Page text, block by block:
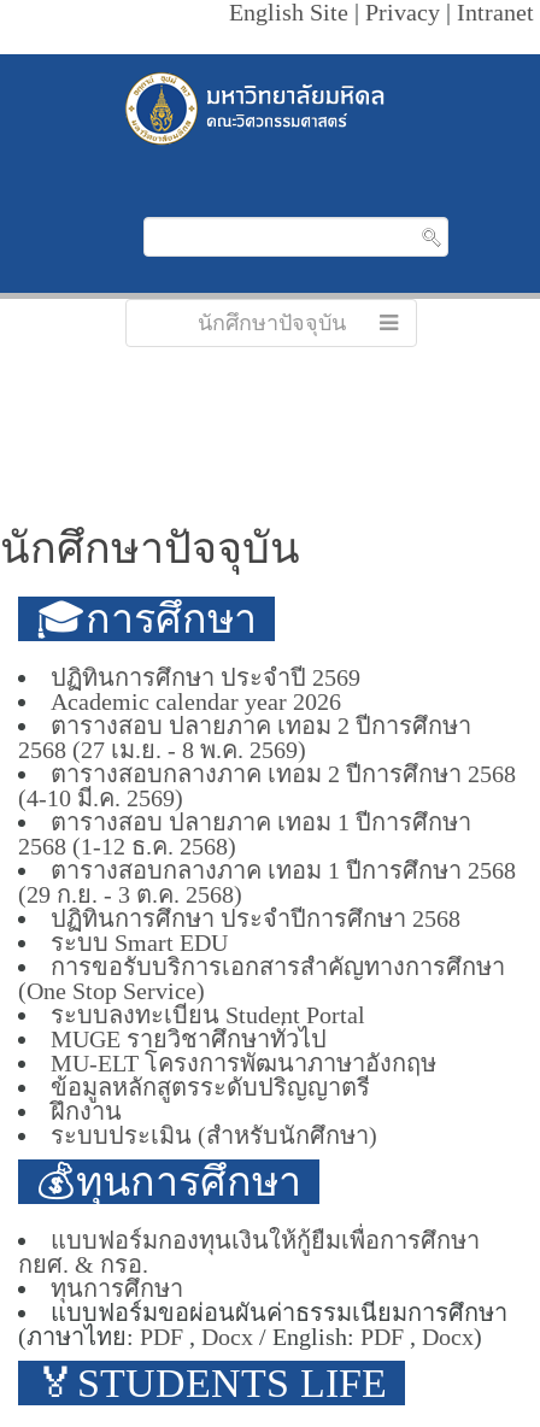
English Site | Privacy | Intranet
นักศึกษาปัจจุบัน
นักศึกษาปัจจุบัน
🎓การศึกษา
ปฏิทินการศึกษา ประจำปี 2569
Academic calendar year 2026
ตารางสอบ ปลายภาค เทอม 2 ปีการศึกษา
2568 (27 เม.ย. - 8 พ.ค. 2569)
ตารางสอบกลางภาค เทอม 2 ปีการศึกษา 2568
(4-10 มี.ค. 2569)
ตารางสอบ ปลายภาค เทอม 1 ปีการศึกษา
2568 (1-12 ธ.ค. 2568)
ตารางสอบกลางภาค เทอม 1 ปีการศึกษา 2568
(29 ก.ย. - 3 ต.ค. 2568)
ปฏิทินการศึกษา ประจำปีการศึกษา 2568
ระบบ Smart EDU
การขอรับบริการเอกสารสำคัญทางการศึกษา
(One Stop Service)
ระบบลงทะเบียน Student Portal
MUGE รายวิชาศึกษาทั่วไป
MU-ELT โครงการพัฒนาภาษาอังกฤษ
ข้อมูลหลักสูตรระดับปริญญาตรี
ฝึกงาน
ระบบประเมิน (สำหรับนักศึกษา)
💰ทุนการศึกษา
แบบฟอร์มกองทุนเงินให้กู้ยืมเพื่อการศึกษา
กยศ. & กรอ.
ทุนการศึกษา
แบบฟอร์มขอผ่อนผันค่าธรรมเนียมการศึกษา
(ภาษาไทย: PDF , Docx / English: PDF , Docx)
🏅STUDENTS LIFE